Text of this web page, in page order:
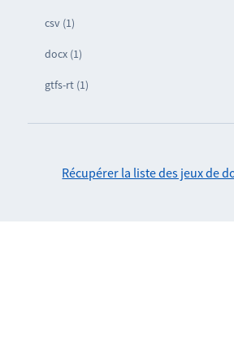
csv (1)
docx (1)
gtfs-rt (1)
Récupérer la liste des jeux de